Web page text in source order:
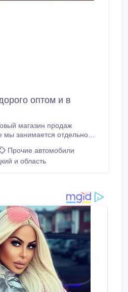
оптoм и в
магaзин продaж
мы занимается отдельно
Мы предлагаем запчасти
Прочие автомобили
и область